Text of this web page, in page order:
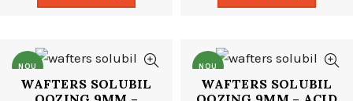
NOU
WAFTERS SOLUBIL
NOU
WAFTERS SOLUBIL